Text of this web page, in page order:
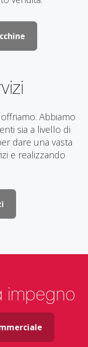
Abbiamo
sia a livello di
dare una vasta
e realizzando
impegno